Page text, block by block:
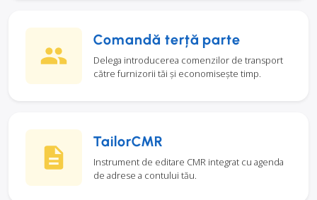
Comandă terță parte
Delega introducerea comenzilor de transport
către furnizorii tăi și economisește timp.
TailorCMR
Instrument de editare CMR integrat cu agenda
de adrese a contului tău.